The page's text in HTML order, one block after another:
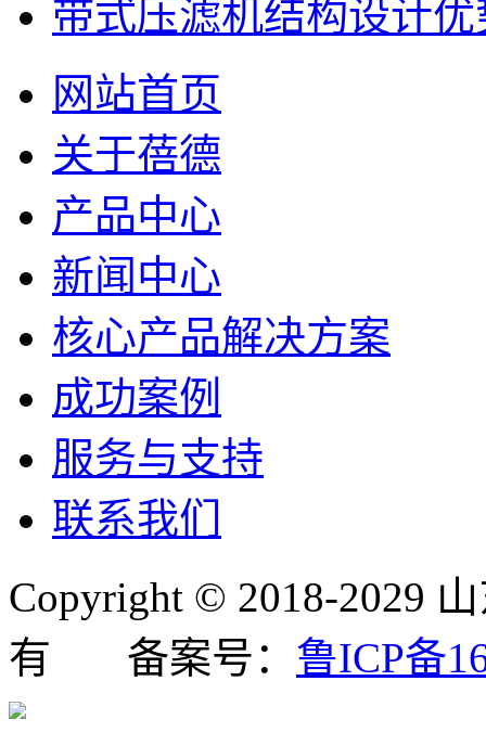
带式压滤机结构设计优
网站首页
关于蓓德
产品中心
新闻中心
核心产品解决方案
成功案例
服务与支持
联系我们
Copyright © 2018-2029
有 备案号： 鲁ICP备